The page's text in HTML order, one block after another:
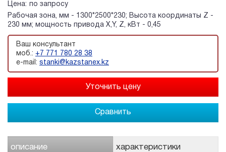
Цена:
по запросу
Рабочая зона, мм - 1300*2500*230; Высота координаты Z -
230 мм; мощность привода X,Y, Z, кВт - 0,45
Ваш консультант
моб.: +7 771 780 28 38
e-mail: stanki@kazstanex.kz
Сравнить
описание характеристики